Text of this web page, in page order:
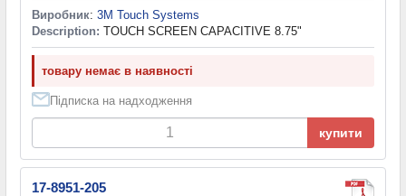
Виробник: 3M Touch Systems
Description: TOUCH SCREEN CAPACITIVE 8.75"
товару немає в наявності
Підписка на надходження
купити
17-8951-205